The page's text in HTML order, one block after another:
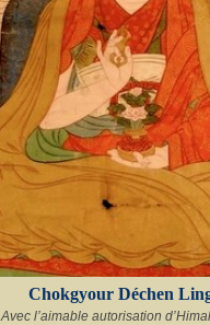
Chokgyour Déchen
Avec l’aimable autorisation